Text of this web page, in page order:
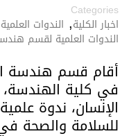
Categories
اخبار الكلية, الندوات العلمية
الندوات العلمية لقسم
أقام قسم هندسة
في كلية
الإنسان، ندوة
للسلامة والصحة